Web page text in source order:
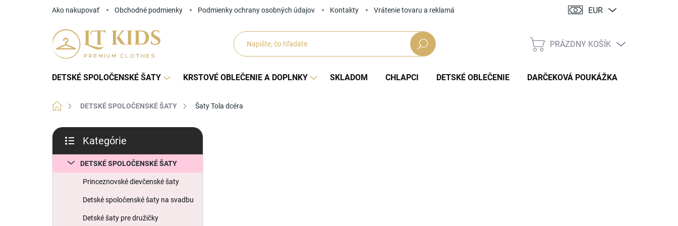
Ako nakupovať Obchodné podmienky Podmienky ochrany osobných údajov Kontakty Vrátenie tovaru a reklamácia EUR
Hľadať
NÁKUPNÝ
PRÁZDNY KOŠÍK
DETSKÉ SPOLOČENSKÉ ŠATY KRSTOVÉ OBLEČENIE A DOPLNKY SKLADOM CHLAPCI DETSKÉ OBLEČENIE DARČEKOVÁ POUKÁŽKA
DomovDETSKÉ SPOLOČENSKÉ ŠATY Šaty Tola dcéra
B
č
ý
kategórie
Kategórie
DETSKÉ SPOLOČENSKÉ ŠATY
Princeznovské dievčenské šaty
Detské spoločenské šaty na svadbu
Detské šaty pre družičky